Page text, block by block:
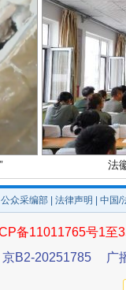
法
公众采编部 法律声明 | 中国
备11011765号1至
京B2-20251785
广